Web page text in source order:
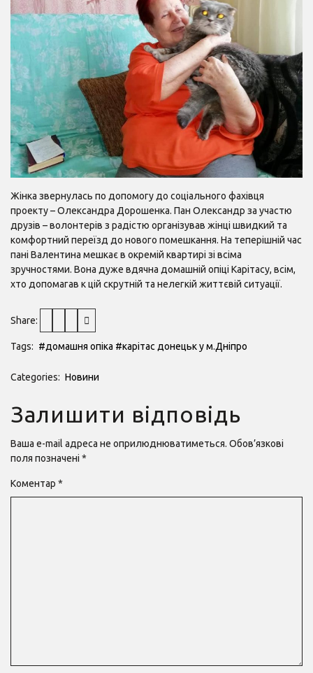
Жінка звернулась по допомогу до соціального фахівця
проекту – Олександра Дорошенка. Пан Олександр за участю
друзів – волонтерів з радістю організував жінці швидкий та
комфортний переїзд до нового помешкання. На теперішній час
пані Валентина мешкає в окремій квартирі зі всіма
зручностями. Вона дуже вдячна домашній опіці Карітасу, всім,
хто допомагав к цій скрутній та нелегкій життєвій ситуації.
Share:
Tags: #домашня опіка #карітас донецьк у м.Дніпро
Categories: Новини
Залишити відповідь
Ваша e-mail адреса не оприлюднюватиметься. Обов’язкові
поля позначені *
Коментар *